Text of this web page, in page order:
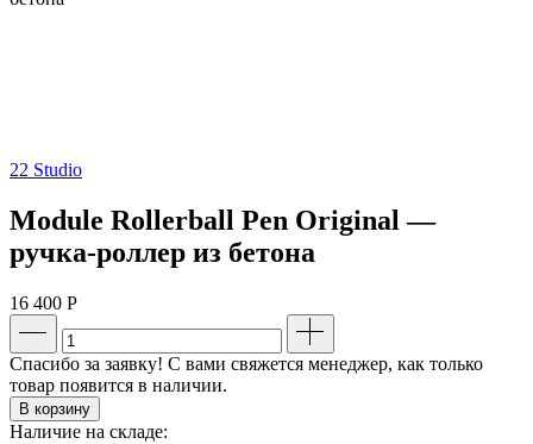
22 Studio
Module Rollerball Pen Original —
ручка-роллер из бетона
16 400 Р
Спасибо за заявку! С вами свяжется менеджер, как только
товар появится в наличии.
В корзину
Наличие на складе: